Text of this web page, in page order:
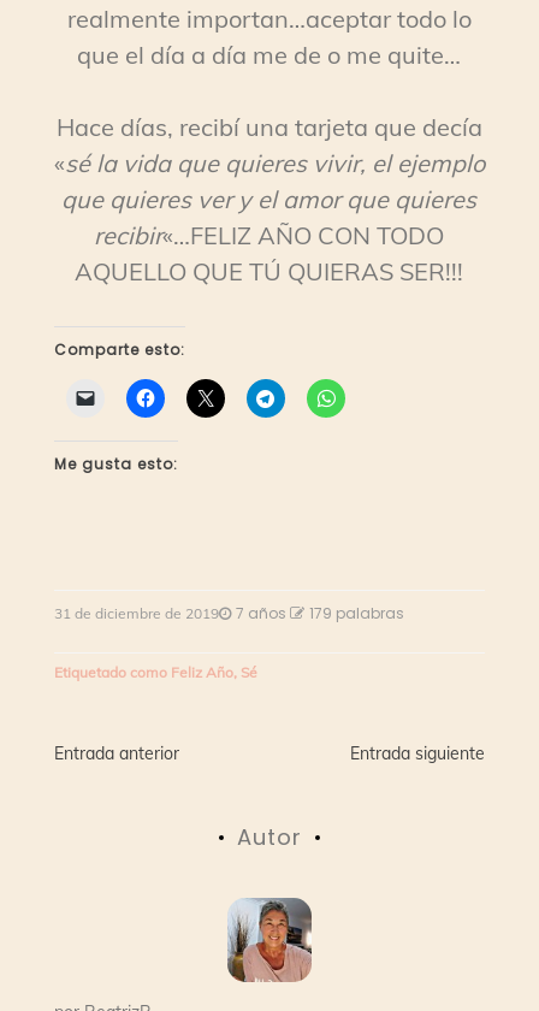
realmente importan…aceptar todo lo
que el día a día me de o me quite…
Hace días, recibí una tarjeta que decía
«sé la vida que quieres vivir, el ejemplo
que quieres ver y el amor que quieres
recibir«…FELIZ AÑO CON TODO
AQUELLO QUE TÚ QUIERAS SER!!!
Comparte esto:
Me gusta esto:
31 de diciembre de 2019 7 años 179 palabras
Etiquetado como Feliz Año, Sé
Navegación
entradas
Entrada anterior Entrada siguiente
Autor